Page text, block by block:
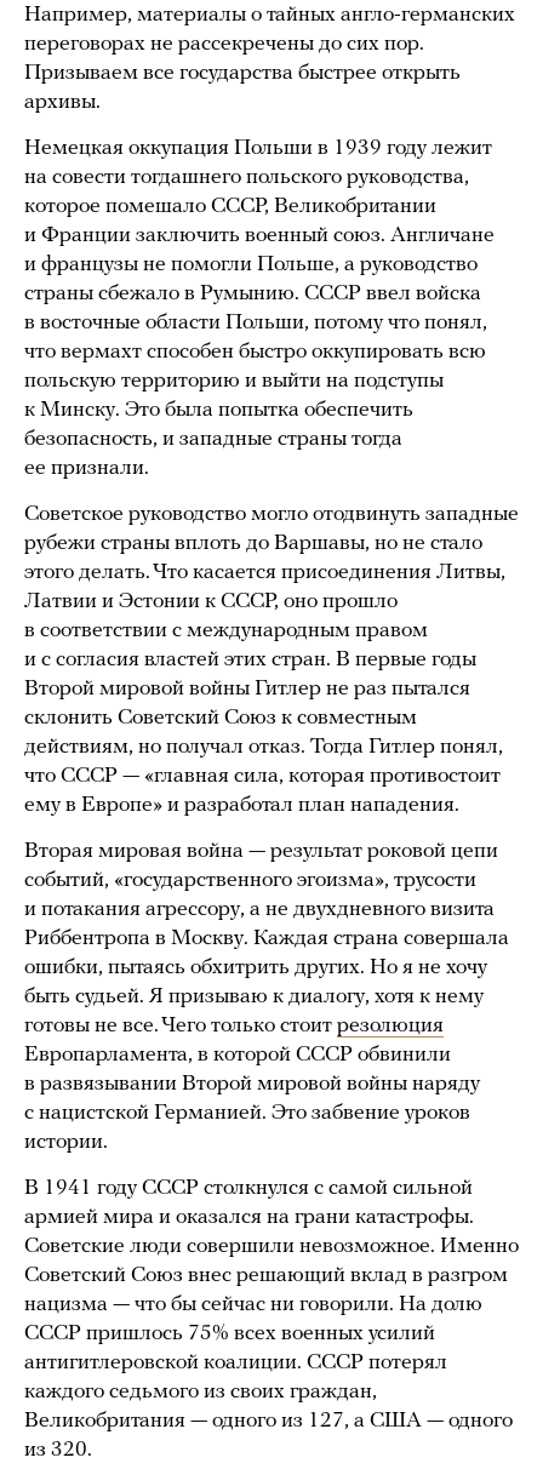
Например, материалы о тайных англо-германских
переговорах не рассекречены до сих пор.
Призываем все государства быстрее открыть
архивы.
Немецкая оккупация Польши в 1939 году лежит
на совести тогдашнего польского руководства,
которое помешало СССР, Великобритании
и Франции заключить военный союз. Англичане
и французы не помогли Польше, а руководство
страны сбежало в Румынию. СССР ввел войска
в восточные области Польши, потому что понял,
что вермахт способен быстро оккупировать всю
польскую территорию и выйти на подступы
к Минску. Это была попытка обеспечить
безопасность, и западные страны тогда
ее признали.
Советское руководство могло отодвинуть западные
рубежи страны вплоть до Варшавы, но не стало
этого делать. Что касается присоединения Литвы,
Латвии и Эстонии к СССР, оно прошло
в соответствии с международным правом
и с согласия властей этих стран. В первые годы
Второй мировой войны Гитлер не раз пытался
склонить Советский Союз к совместным
действиям, но получал отказ. Тогда Гитлер понял,
что СССР — «главная сила, которая противостоит
ему в Европе» и разработал план нападения.
Вторая мировая война — результат роковой цепи
событий, «государственного эгоизма», трусости
и потакания агрессору, а не двухдневного визита
Риббентропа в Москву. Каждая страна совершала
ошибки, пытаясь обхитрить других. Но я не хочу
быть судьей. Я призываю к диалогу, хотя к нему
готовы не все. Чего только стоит резолюция
Европарламента, в которой СССР обвинили
в развязывании Второй мировой войны наряду
с нацистской Германией. Это забвение уроков
истории.
В 1941 году СССР столкнулся с самой сильной
армией мира и оказался на грани катастрофы.
Советские люди совершили невозможное. Именно
Советский Союз внес решающий вклад в разгром
нацизма — что бы сейчас ни говорили. На долю
СССР пришлось 75% всех военных усилий
антигитлеровской коалиции. СССР потерял
каждого седьмого из своих граждан,
Великобритания — одного из 127, а США — одного
из 320.